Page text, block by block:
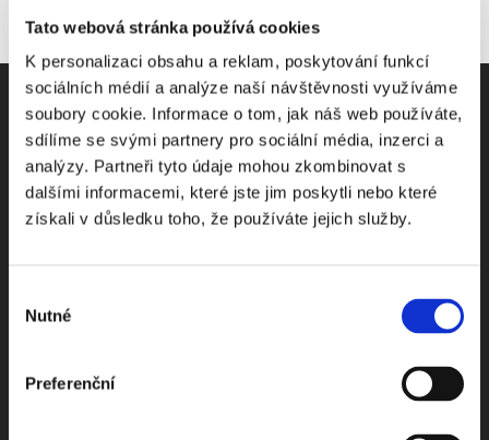
Tato webová stránka používá cookies
K personalizaci obsahu a reklam, poskytování funkcí
sociálních médií a analýze naší návštěvnosti využíváme
soubory cookie. Informace o tom, jak náš web používáte,
sdílíme se svými partnery pro sociální média, inzerci a
analýzy. Partneři tyto údaje mohou zkombinovat s
dalšími informacemi, které jste jim poskytli nebo které
získali v důsledku toho, že používáte jejich služby.
souhlasu
Nutné
Preferenční
Odebírejte Beck-online
Dostávejte od nás pravidelný měsíční souhrn